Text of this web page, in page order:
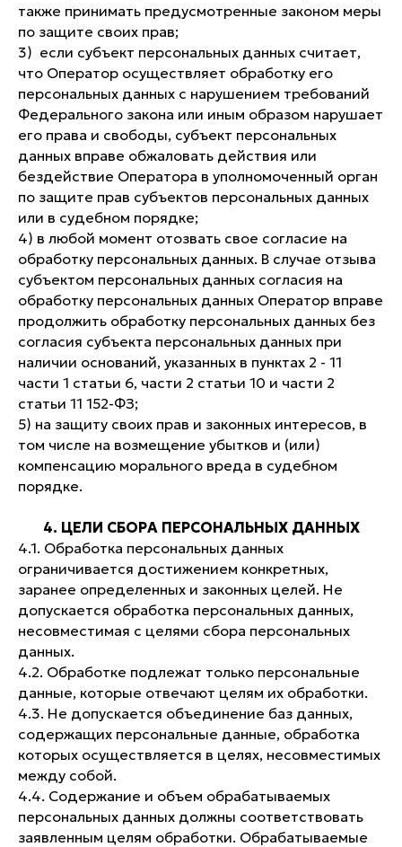
также принимать предусмотренные законом меры
по защите своих прав;
3) если субъект персональных данных считает,
что Оператор осуществляет обработку его
персональных данных с нарушением требований
Федерального закона или иным образом нарушает
его права и свободы, субъект персональных
данных вправе обжаловать действия или
бездействие Оператора в уполномоченный орган
по защите прав субъектов персональных данных
или в судебном порядке;
4) в любой момент отозвать свое согласие на
обработку персональных данных. В случае отзыва
субъектом персональных данных согласия на
обработку персональных данных Оператор вправе
продолжить обработку персональных данных без
согласия субъекта персональных данных при
наличии оснований, указанных в пунктах 2 - 11
части 1 статьи 6, части 2 статьи 10 и части 2
статьи 11 152-ФЗ;
5) на защиту своих прав и законных интересов, в
том числе на возмещение убытков и (или)
компенсацию морального вреда в судебном
порядке.
4. ЦЕЛИ СБОРА ПЕРСОНАЛЬНЫХ ДАННЫХ
4.1. Обработка персональных данных
ограничивается достижением конкретных,
заранее определенных и законных целей. Не
допускается обработка персональных данных,
несовместимая с целями сбора персональных
данных.
4.2. Обработке подлежат только персональные
данные, которые отвечают целям их обработки.
4.3. Не допускается объединение баз данных,
содержащих персональные данные, обработка
которых осуществляется в целях, несовместимых
между собой.
4.4. Содержание и объем обрабатываемых
персональных данных должны соответствовать
заявленным целям обработки. Обрабатываемые